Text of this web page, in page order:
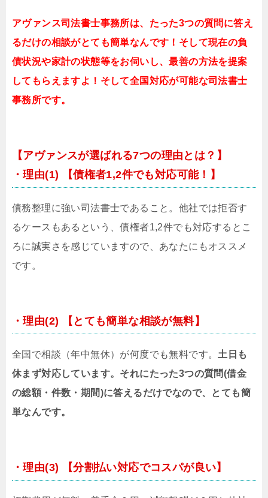
アヴァンス司法書士事務所は、 たった3つの質問に答え
るだけの相談がとても簡単なんです！そして現在の負
債状況や家計の状態等をお伺いし、最善の方法を提案
してもらえますよ！そして全国対応が可能な司法書士
事務所です。
【アヴァンスが選ばれる7つの理由とは？】
・理由(1) 【債権者1,2件でも対応可能！】
債務整理に強い司法書士であること。他社では拒否す
るケースもあるという、債権者1,2件でも対応するとこ
ろに誠実さを感じていますので、あなたにもオススメ
です。
・理由(2) 【とても簡単な相談が無料】
全国で相談（年中無休）が何度でも無料です。 土日も
休まず対応しています。それにたった3つの質問(借金
の総額・件数・期間)に答えるだけでなので、とても簡
単なんです。
・理由(3) 【分割払い対応でコスパが良い】